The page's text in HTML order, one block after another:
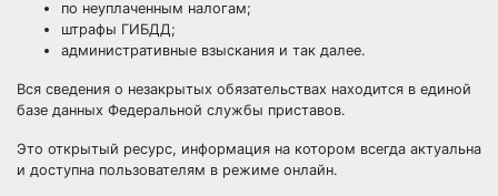
по неуплаченным налогам;
штрафы ГИБДД;
административные взыскания и так далее.
Вся сведения о незакрытых обязательствах находится в единой
базе данных Федеральной службы приставов.
Это открытый ресурс, информация на котором всегда актуальна
и доступна пользователям в режиме онлайн.